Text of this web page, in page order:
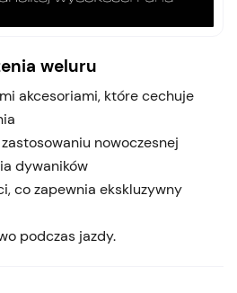
weluru
akcesoriami, które cechuje
nowoczesnej
dywaników
co zapewnia ekskluzywny
podczas jazdy.